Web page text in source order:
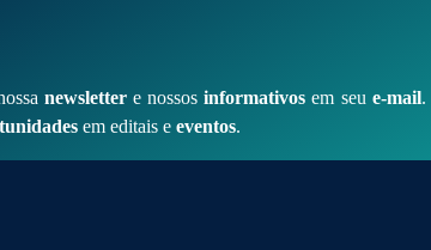
newslettere nossosinformativos em seu e-mail.
em editais e eventos.